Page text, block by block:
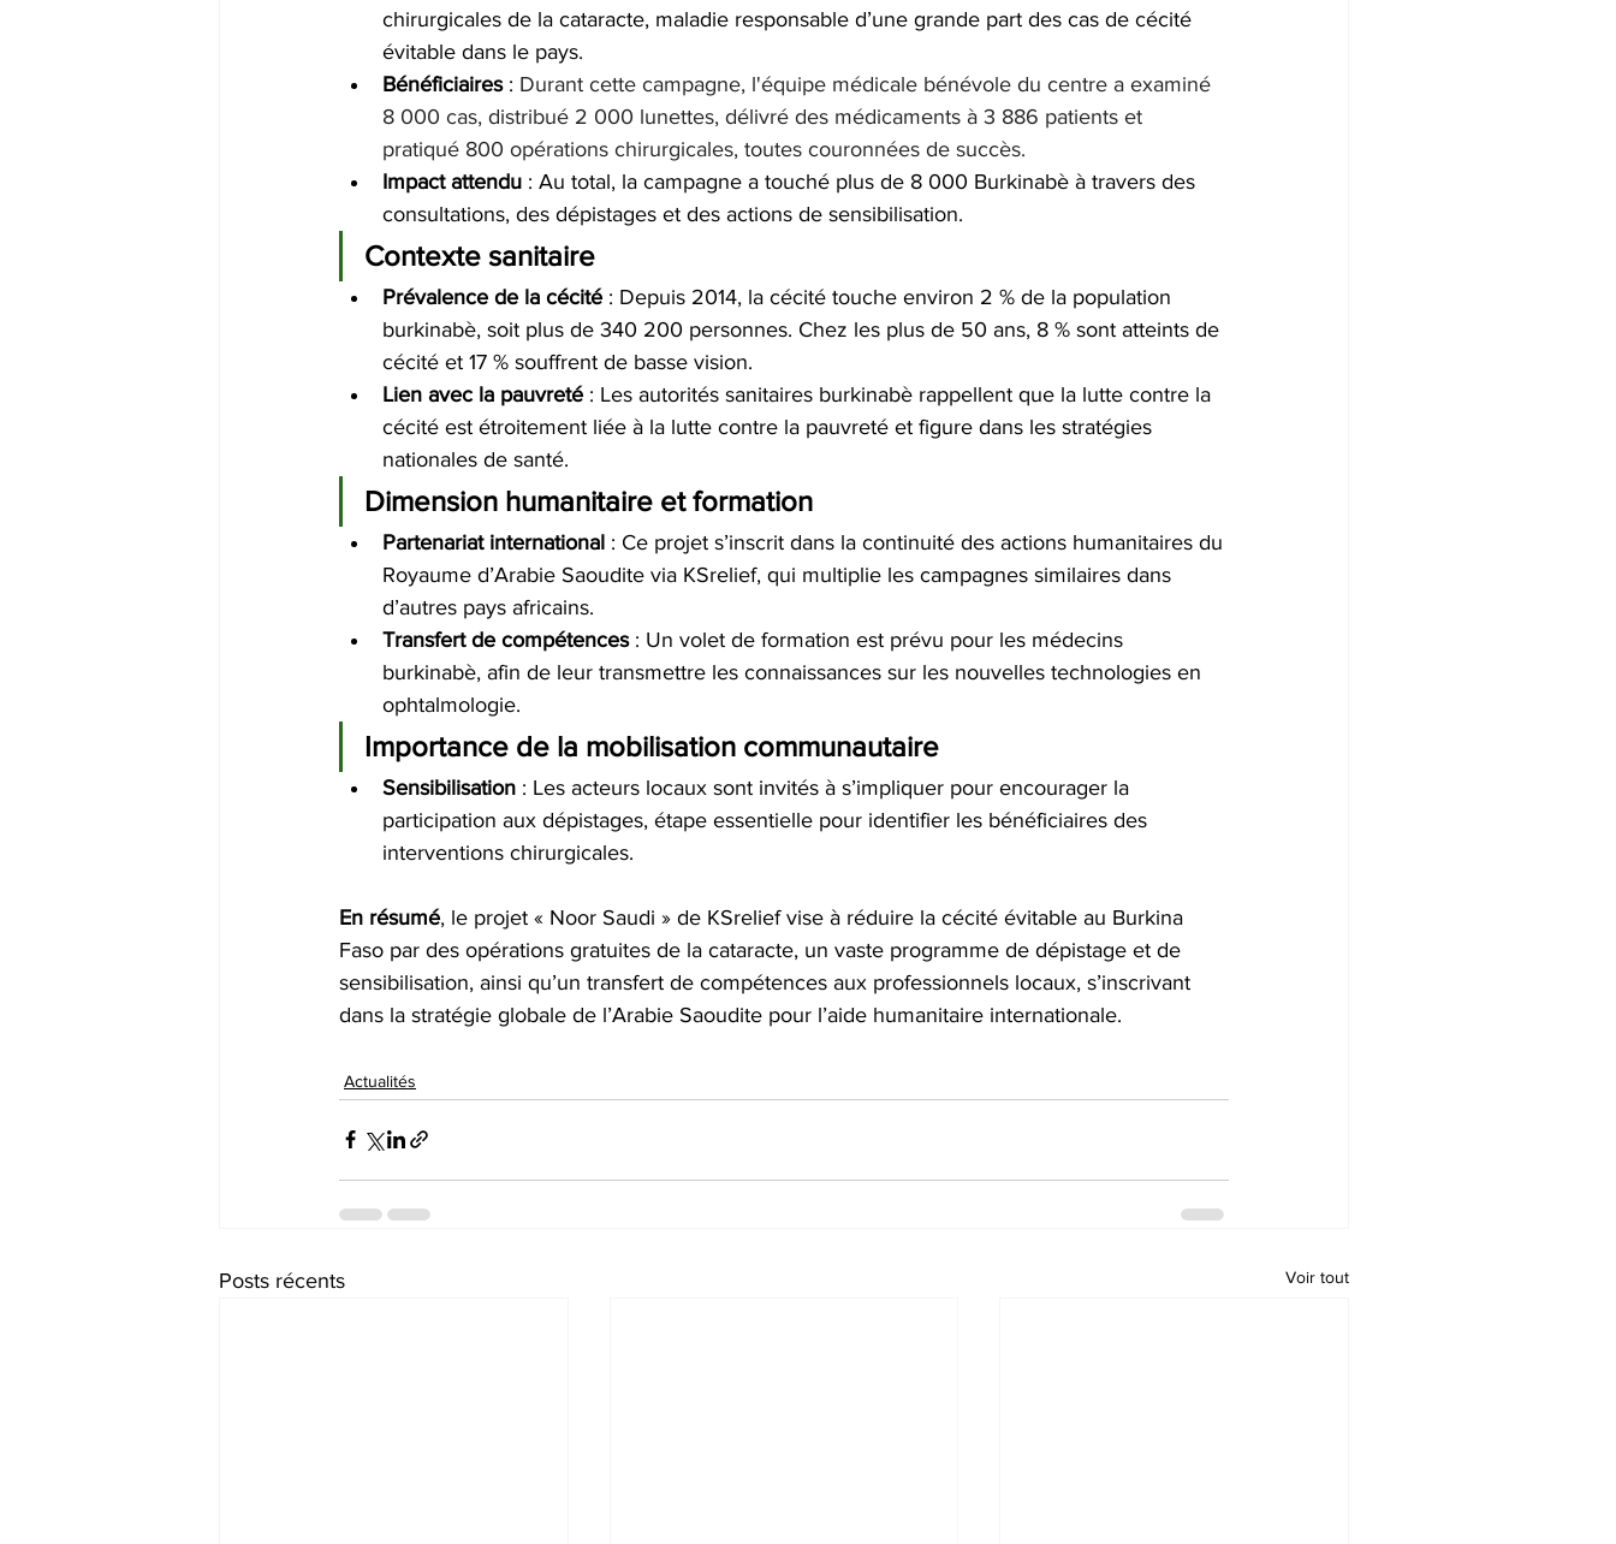
chirurgicales de la cataracte, maladie responsable d’une grande part des cas de cécité
évitable dans le pays.
Bénéficiaires : Durant cette campagne, l'équipe médicale bénévole du centre a examiné
8 000 cas, distribué 2 000 lunettes, délivré des médicaments à 3 886 patients et
pratiqué 800 opérations chirurgicales, toutes couronnées de succès.
Impact attendu : Au total, la campagne a touché plus de 8 000 Burkinabè à travers des
consultations, des dépistages et des actions de sensibilisation.
Contexte sanitaire
Prévalence de la cécité : Depuis 2014, la cécité touche environ 2 % de la population
burkinabè, soit plus de 340 200 personnes. Chez les plus de 50 ans, 8 % sont atteints de
cécité et 17 % souffrent de basse vision.
Lien avec la pauvreté : Les autorités sanitaires burkinabè rappellent que la lutte contre la
cécité est étroitement liée à la lutte contre la pauvreté et figure dans les stratégies
nationales de santé.
Dimension humanitaire et formation
Partenariat international : Ce projet s’inscrit dans la continuité des actions humanitaires du
Royaume d’Arabie Saoudite via KSrelief, qui multiplie les campagnes similaires dans
d’autres pays africains.
Transfert de compétences : Un volet de formation est prévu pour les médecins
burkinabè, afin de leur transmettre les connaissances sur les nouvelles technologies en
ophtalmologie.
Importance de la mobilisation communautaire
Sensibilisation : Les acteurs locaux sont invités à s’impliquer pour encourager la
participation aux dépistages, étape essentielle pour identifier les bénéficiaires des
interventions chirurgicales.
En résumé, le projet « Noor Saudi » de KSrelief vise à réduire la cécité évitable au Burkina
Faso par des opérations gratuites de la cataracte, un vaste programme de dépistage et de
sensibilisation, ainsi qu’un transfert de compétences aux professionnels locaux, s’inscrivant
dans la stratégie globale de l’Arabie Saoudite pour l’aide humanitaire internationale.
Actualités
Posts récents Voir tout